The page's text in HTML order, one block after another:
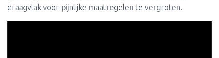
draagvlak voor pijnlijke maatregelen te vergroten.